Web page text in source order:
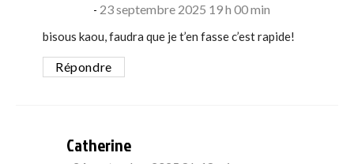
23 septembre 2025 19 h 00 min
bisous kaou, faudra que je t’en fasse c’est rapide!
Répondre
Catherinesays: